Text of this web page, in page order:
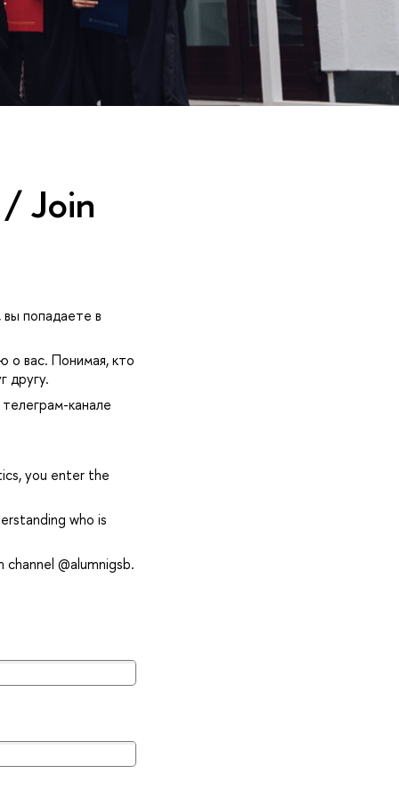
Join
вы попадаете
о вас. Понимая, кто
другу.
канале
you enter the
who is
@alumnigsb.